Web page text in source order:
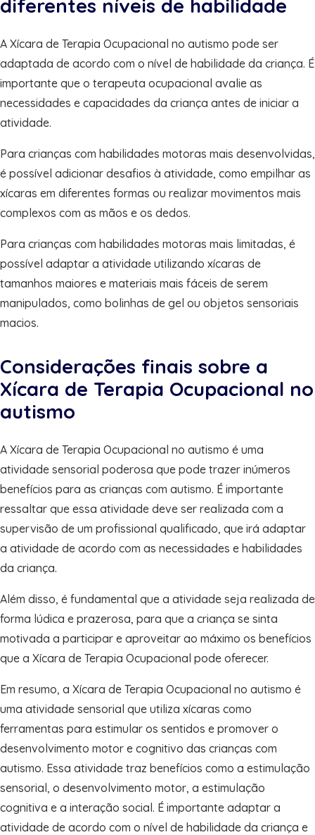
diferentes níveis de habilidade
A Xícara de Terapia Ocupacional no autismo pode ser
adaptada de acordo com o nível de habilidade da criança. É
importante que o terapeuta ocupacional avalie as
necessidades e capacidades da criança antes de iniciar a
atividade.
Para crianças com habilidades motoras mais desenvolvidas,
é possível adicionar desafios à atividade, como empilhar as
xícaras em diferentes formas ou realizar movimentos mais
complexos com as mãos e os dedos.
Para crianças com habilidades motoras mais limitadas, é
possível adaptar a atividade utilizando xícaras de
tamanhos maiores e materiais mais fáceis de serem
manipulados, como bolinhas de gel ou objetos sensoriais
macios.
Considerações finais sobre a
Xícara de Terapia Ocupacional no
autismo
A Xícara de Terapia Ocupacional no autismo é uma
atividade sensorial poderosa que pode trazer inúmeros
benefícios para as crianças com autismo. É importante
ressaltar que essa atividade deve ser realizada com a
supervisão de um profissional qualificado, que irá adaptar
a atividade de acordo com as necessidades e habilidades
da criança.
Além disso, é fundamental que a atividade seja realizada de
forma lúdica e prazerosa, para que a criança se sinta
motivada a participar e aproveitar ao máximo os benefícios
que a Xícara de Terapia Ocupacional pode oferecer.
Em resumo, a Xícara de Terapia Ocupacional no autismo é
uma atividade sensorial que utiliza xícaras como
ferramentas para estimular os sentidos e promover o
desenvolvimento motor e cognitivo das crianças com
autismo. Essa atividade traz benefícios como a estimulação
sensorial, o desenvolvimento motor, a estimulação
cognitiva e a interação social. É importante adaptar a
atividade de acordo com o nível de habilidade da criança e